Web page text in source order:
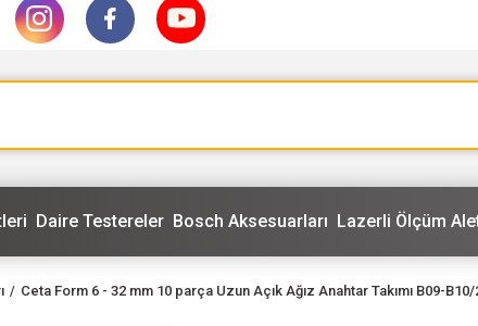
Daire Testereler Bosch Aksesuarları Lazerli Ölçüm
Ceta Form 6 - 32 mm 10 parça Uzun Açık Ağız Anahtar Takımı B09-B10/